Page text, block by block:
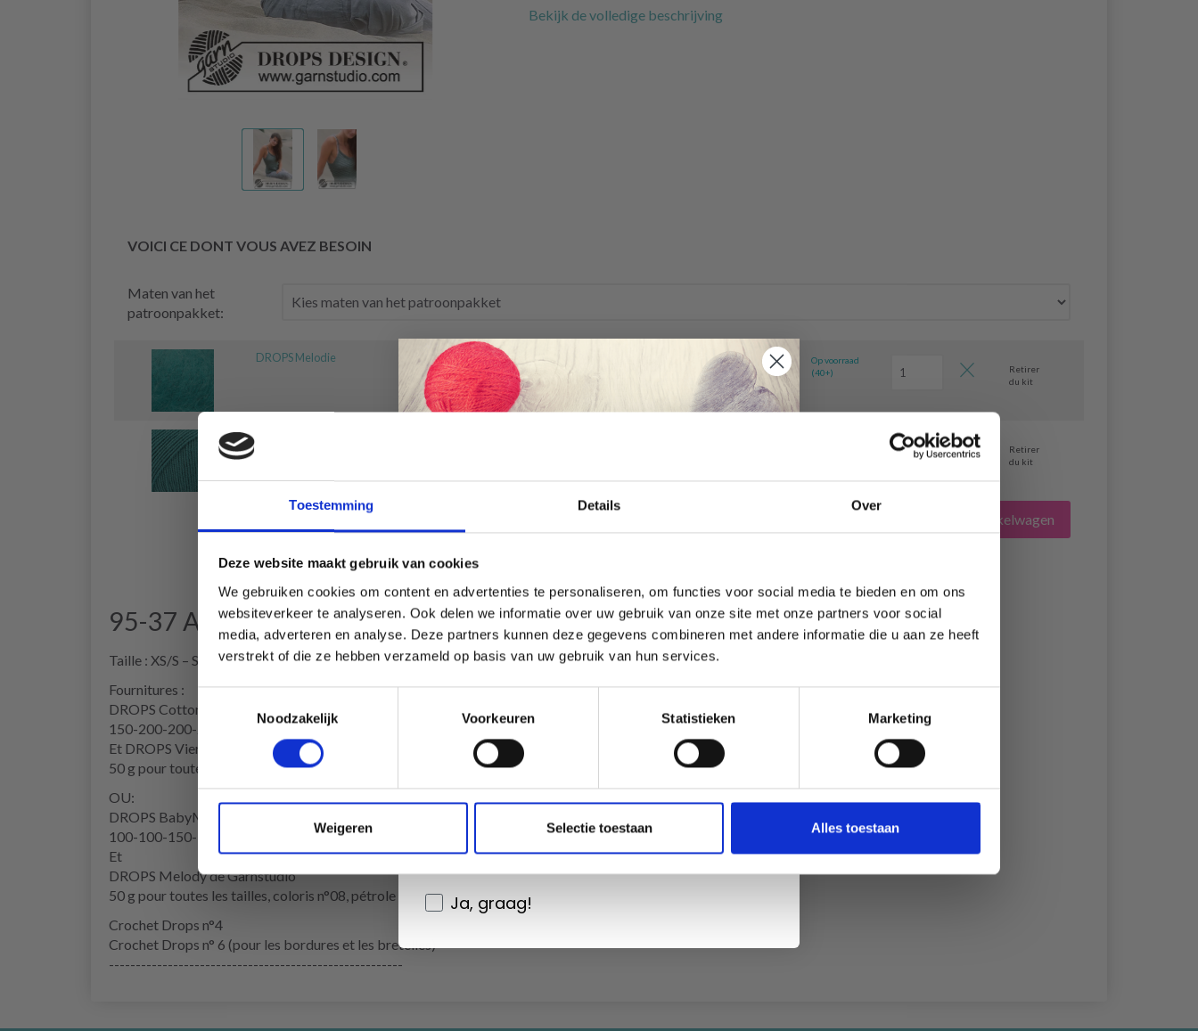
Toestemming Details Over
Deze website maakt gebruik van cookies
We gebruiken cookies om content en advertenties te personaliseren, om functies voor social media te bieden en om ons
websiteverkeer te analyseren. Ook delen we informatie over uw gebruik van onze site met onze partners voor social
media, adverteren en analyse. Deze partners kunnen deze gegevens combineren met andere informatie die u aan ze heeft
verstrekt of die ze hebben verzameld op basis van uw gebruik van hun services.
Noodzakelijk
Voorkeuren Statistieken Marketing
Weigeren Selectie toestaan Alles toestaan
Bekijk de volledige beschrijving
VOICI CE DONT VOUS AVEZ BESOIN
Maten van het
patroonpakket:
DROPS Melodie EUR 4.65
Op voorraad
(40+)
Retirer
du kit
Retirer
du kit
Alles toevoegen aan winkelwagen
95-37 Arrowheart by DROPS Design
Taille : XS/S – S/M – M/L – L/XL – XXL
Fournitures :
DROPS Cotton Viscose de Garnstudio
150-200-200-200-250 g coloris n° 11, vert kaki
Et DROPS Vienna de Garnstudio
50 g pour toutes les tailles coloris n° 16, vert mousse
OU:
DROPS BabyMerino de Garnstudio
100-100-150-150-200 g coloris n° 47, mer du Nord
Et
DROPS Melody de Garnstudio
50 g pour toutes les tailles, coloris n°08, pétrole
Crochet Drops n°4
Crochet Drops n° 6 (pour les bordures et les bretelles)
-------------------------------------------------------
Économisez jusqu'à 50 %
offres limitées en vous inscrivant à notre
newsletter gratuite !
Oui, inscrivez-moi !
Wil je liever nieuws ontvangen over onze
Ja, graag!